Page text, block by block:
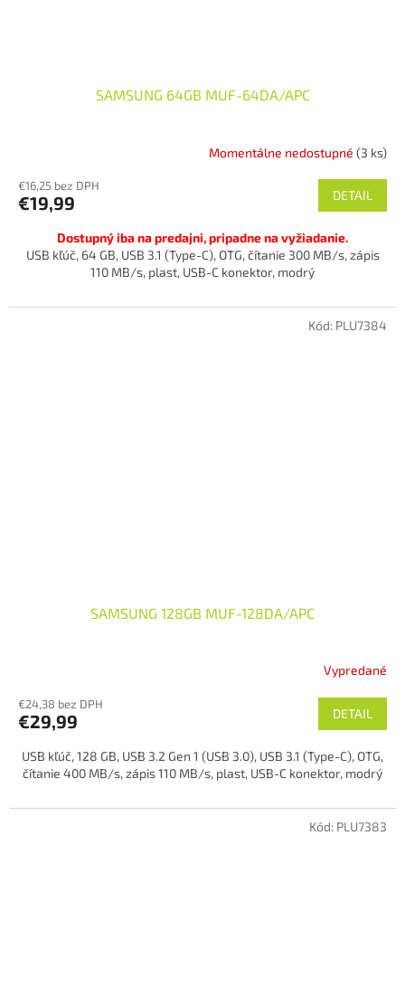
SAMSUNG 64GB MUF-64DA/APC
Momentálne nedostupné (3 ks)
€16,25 bez DPH
€19,99 DETAIL
Dostupný iba na predajni, pripadne na vyžiadanie.
USB kľúč, 64 GB, USB 3.1 (Type-C), OTG, čítanie 300 MB/s, zápis
110 MB/s, plast, USB-C konektor, modrý
SAMSUNG 128GB MUF-128DA/APC
Vypredané
€24,38 bez DPH
€29,99 DETAIL
USB kľúč, 128 GB, USB 3.2 Gen 1 (USB 3.0), USB 3.1 (Type-C), OTG,
čítanie 400 MB/s, zápis 110 MB/s, plast, USB-C konektor, modrý
Kód: PLU7384
Kód: PLU7383